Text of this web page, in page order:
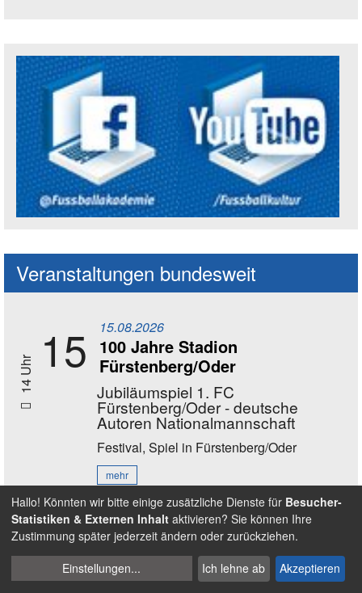
Social Media Kanäle der Akademie
Veranstaltungen bundesweit
14 Uhr 15 15.08.2026
100 Jahre Stadion
Fürstenberg/Oder
Jubiläumspiel 1. FC
Fürstenberg/Oder - deutsche
Autoren Nationalmannschaft
Festival, Spiel in Fürstenberg/Oder
mehr
11 - 17 Uhr16 16.08.2026
Bewegungstag Ball
Spielin Nürnberg - Wöhrder Wiese
Cookies
verwalten
Hallo! Könnten wir bitte einige zusätzliche Dienste für Besucher-
Statistiken & Externen Inhalt aktivieren? Sie können Ihre
Zustimmung später jederzeit ändern oder zurückziehen.
Einstellungen... Ich lehne ab Akzeptieren